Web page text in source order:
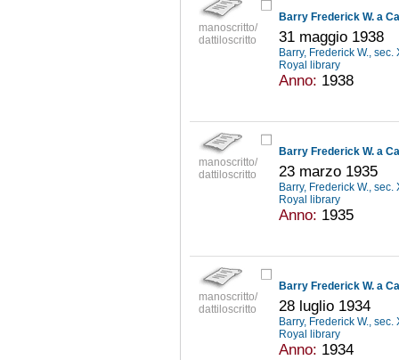
manoscritto/
dattiloscritto
Barry Frederick W. a
31 maggio 1938
Barry, Frederick W., sec.
Royal library
Anno: 1938
manoscritto/
dattiloscritto
Barry Frederick W. a
23 marzo 1935
Barry, Frederick W., sec.
Royal library
Anno: 1935
manoscritto/
dattiloscritto
Barry Frederick W. a
28 luglio 1934
Barry, Frederick W., sec.
Royal library
Anno: 1934